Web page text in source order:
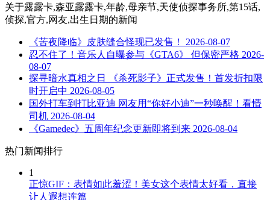
关于露露卡,森亚露露卡,年龄,母亲节,天使侦探事务所,第15话,
侦探,官方,网友,出生日期的新闻
《苦夜降临》皮肤缝合怪现已发售！
2026-08-07
忍不住了！音乐人自曝参与《GTA6》 但保密严格 2026-
08-07
探寻暗水真相之日 《杀死影子》正式发售！首发折扣限
时开启中 2026-08-05
国外打车到打比亚迪 网友用“你好小迪”一秒唤醒！看懵
司机 2026-08-04
《Gamedec》五周年纪念更新即将到来 2026-08-04
热门新闻排行
1
正惊GIF：表情如此羞涩！美女这个表情太好看，直接
让人遐想连篇